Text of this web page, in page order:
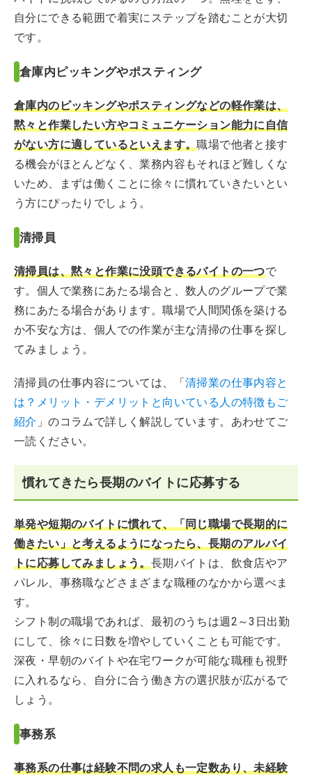
自分にできる範囲で着実にステップを踏むことが大切
です。
倉庫内ピッキングやポスティング
倉庫内のピッキングやポスティングなどの軽作業は、
黙々と作業したい方やコミュニケーション能力に自信
がない方に適しているといえます。職場で他者と接す
る機会がほとんどなく、業務内容もそれほど難しくな
いため、まずは働くことに徐々に慣れていきたいとい
う方にぴったりでしょう。
清掃員
清掃員は、黙々と作業に没頭できるバイトの一つで
す。個人で業務にあたる場合と、数人のグループで業
務にあたる場合があります。職場で人間関係を築ける
か不安な方は、個人での作業が主な清掃の仕事を探し
てみましょう。
清掃員の仕事内容については、「清掃業の仕事内容と
は？メリット・デメリットと向いている人の特徴もご
紹介 」のコラムで詳しく解説しています。あわせてご
一読ください。
慣れてきたら長期のバイトに応募する
単発や短期のバイトに慣れて、「同じ職場で長期的に
働きたい」と考えるようになったら、長期のアルバイ
トに応募してみましょう。長期バイトは、飲食店やア
パレル、事務職などさまざまな職種のなかから選べま
す。
シフト制の職場であれば、最初のうちは週2～3日出勤
にして、徐々に日数を増やしていくことも可能です。
深夜・早朝のバイトや在宅ワークが可能な職種も視野
に入れるなら、自分に合う働き方の選択肢が広がるで
しょう。
事務系
事務系の仕事は経験不問の求人も一定数あり、未経験